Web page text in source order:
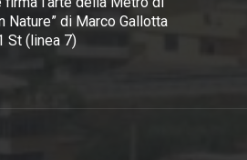
Nature” di Marco Gallotta
St (linea 7)